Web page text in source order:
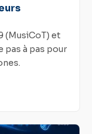
(MusiCoT) et
pas à pas pour